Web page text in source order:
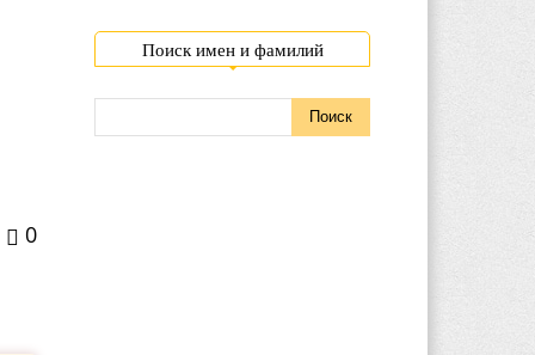
0
Поиск имен и фамилий